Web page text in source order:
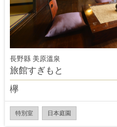
長野縣 美原溫泉
旅館すぎもと
欅
特別室 日本庭園